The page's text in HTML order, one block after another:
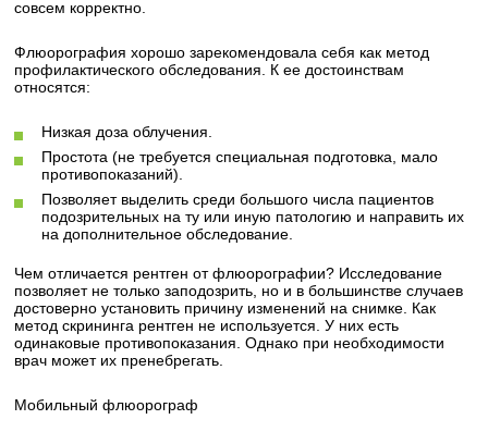
совсем корректно.
Флюорография хорошо зарекомендовала себя как метод
профилактического обследования. К ее достоинствам
относятся:
Низкая доза облучения.
Простота (не требуется специальная подготовка, мало
противопоказаний).
Позволяет выделить среди большого числа пациентов
подозрительных на ту или иную патологию и направить их
на дополнительное обследование.
Чем отличается рентген от флюорографии? Исследование
позволяет не только заподозрить, но и в большинстве случаев
достоверно установить причину изменений на снимке. Как
метод скрининга рентген не используется. У них есть
одинаковые противопоказания. Однако при необходимости
врач может их пренебрегать.
Мобильный флюорограф